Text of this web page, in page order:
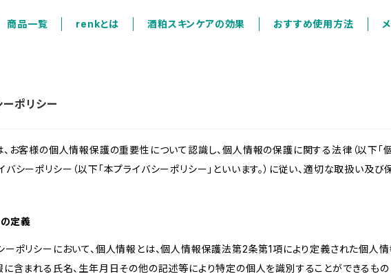
商品一覧 renkとは 酒粕スキンケアの効果 おすすめ使用方法
ポリシー
、お客様の個人情報保護の重要性について認識し、個人情報の保護に関する法律（以下「
バシーポリシー（以下「本プライバシーポリシー」といいます。）に従い、適切な取扱い及び
定義
ーポリシーにおいて、個人情報とは、個人情報保護法第2条第1項により定義された個人
に含まれる氏名、生年月日その他の記述等により特定の個人を識別することができるもの